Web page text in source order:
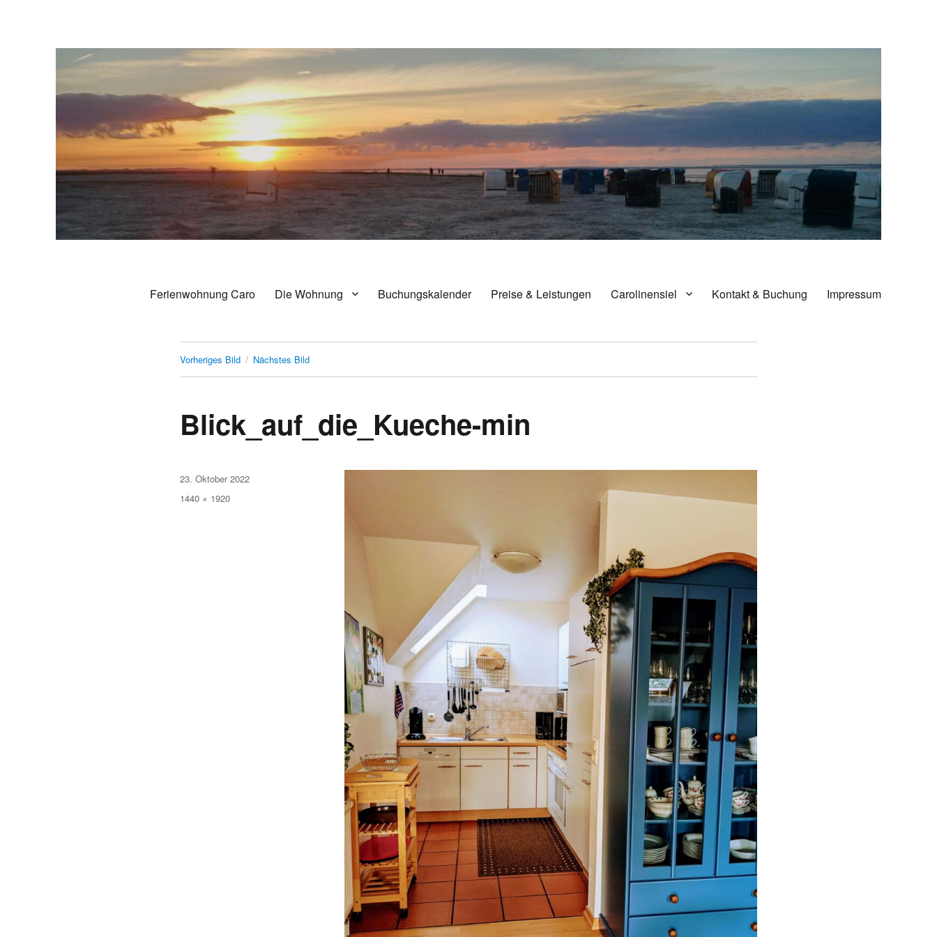
Ferienwohnung Caro Die Wohnung Buchungskalender Preise & Leistungen Carolinensiel Kontakt & Buchung Impressum
Vorheriges Bild Nächstes Bild
Blick_auf_die_Kueche-min
Veröffentlicht
am
23. Oktober 2022
Originalgröße
1440 × 1920